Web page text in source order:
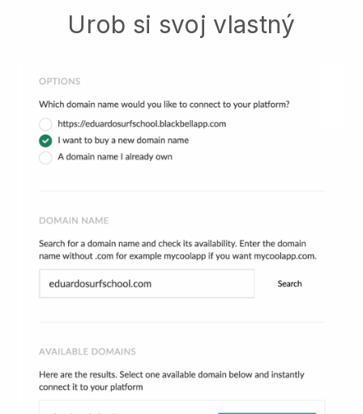
Urob si svoj vlastný